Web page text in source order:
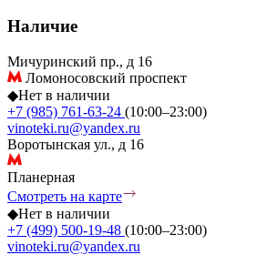
Наличие
Мичуринский пр., д 16
Ломоносовский проспект
◆Нет в наличии
+7 (985) 761-63-24 (10:00–23:00)
vinoteki.ru@yandex.ru
Воротынская ул., д 16
Планерная
Смотреть на карте
◆Нет в наличии
+7 (499) 500-19-48 (10:00–23:00)
vinoteki.ru@yandex.ru